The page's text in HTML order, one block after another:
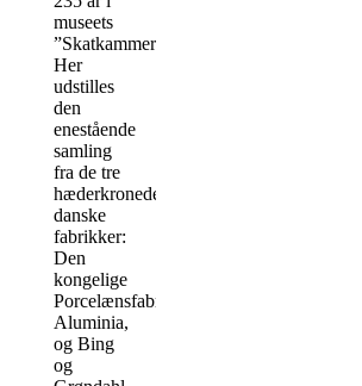
museets
”Skatkammer”.
Her
udstilles
den
enestående
samling
fra de tre
hæderkronede
danske
fabrikker:
Den
kongelige
Porcelænsfabrik,
Aluminia,
og Bing
og